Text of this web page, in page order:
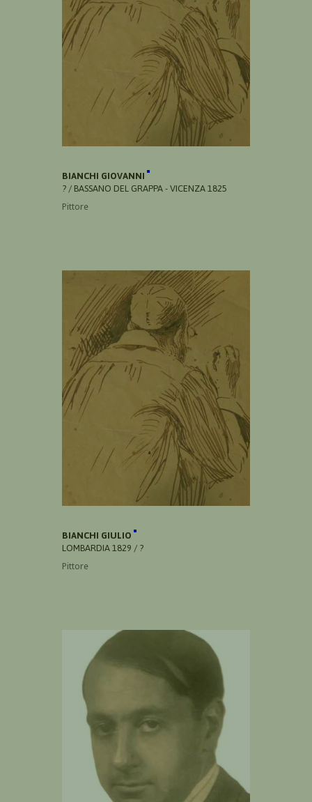
BIANCHI GIOVANNI
? / BASSANO DEL GRAPPA - VICENZA 1825
Pittore
BIANCHI GIULIO
LOMBARDIA 1829 / ?
Pittore